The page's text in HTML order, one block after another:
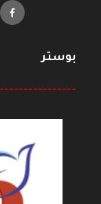
بوستر